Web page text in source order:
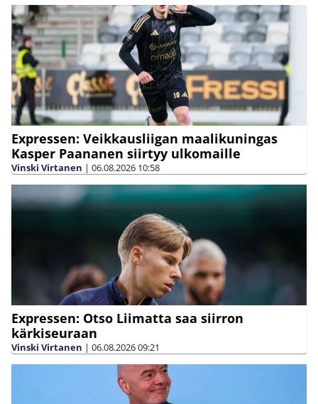
Expressen: Veikkausliigan maalikuningas
Kasper Paananen siirtyy ulkomaille
Vinski Virtanen | 06.08.2026 10:58
Expressen: Otso Liimatta saa siirron
kärkiseuraan
Vinski Virtanen | 06.08.202609:21